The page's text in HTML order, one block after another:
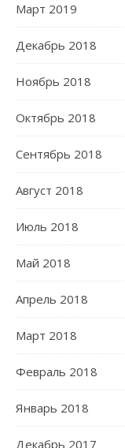
Март 2019
Декабрь 2018
Ноябрь 2018
Октябрь 2018
Сентябрь 2018
Август 2018
Июль 2018
Май 2018
Апрель 2018
Март 2018
Февраль 2018
Январь 2018
Декабрь 2017